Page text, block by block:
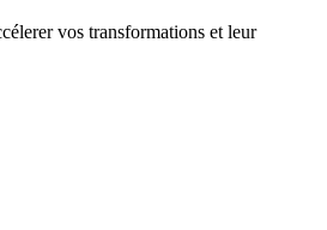
vos transformations et leur